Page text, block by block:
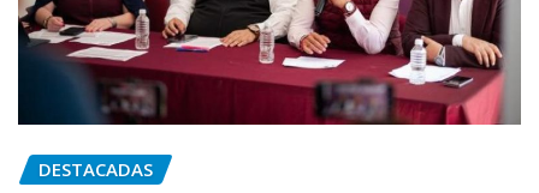
DESTACADAS